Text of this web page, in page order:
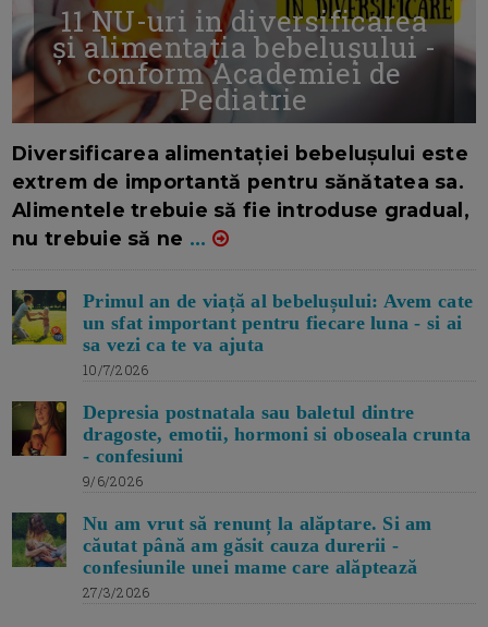
11 NU-uri in diversificarea
și alimentația bebelușului -
conform Academiei de
Pediatrie
Diversificarea alimentației bebelușului este
extrem de importantă pentru sănătatea sa.
Alimentele trebuie să fie introduse gradual,
nu trebuie să ne ...
Primul an de viață al bebelușului: Avem cate
un sfat important pentru fiecare luna - si ai
sa vezi ca te va ajuta
10/7/2026
Depresia postnatala sau baletul dintre
dragoste, emotii, hormoni si oboseala crunta
- confesiuni
9/6/2026
Nu am vrut să renunț la alăptare. Si am
căutat până am găsit cauza durerii -
confesiunile unei mame care alăptează
27/3/2026